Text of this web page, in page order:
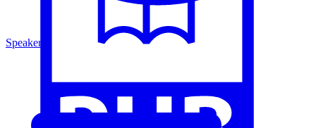
Speakers